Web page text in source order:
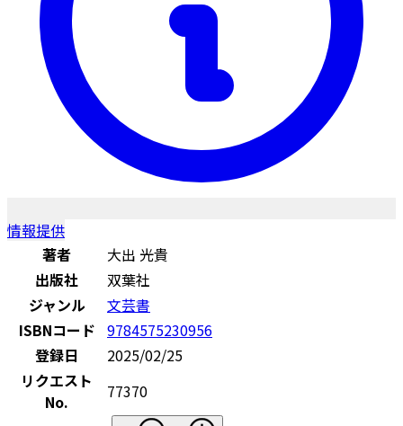
情報提供
著者
大出 光貴
出版社
双葉社
ジャンル
文芸書
ISBNコード 9784575230956
登録日
2025/02/25
リクエスト
No.
77370